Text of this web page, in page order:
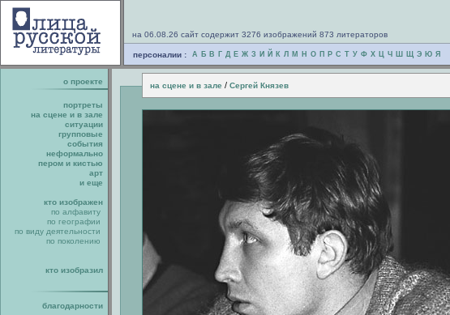
на 06.08.26 сайт содержит 3276 изображений 873 литераторов
персоналии : А Б В Г Д Е Ж З И Й К Л М Н О П Р С Т У Ф Х Ц Ч Ш Щ Э Ю Я
о проекте на сцене и в зале / Сергей Князев
портреты
на сцене и в зале
ситуации
групповые
события
неформально
пером и кистью
арт
и еще
кто изображен
по алфавиту
по географии
по виду деятельности
по поколению
кто изобразил
благодарности